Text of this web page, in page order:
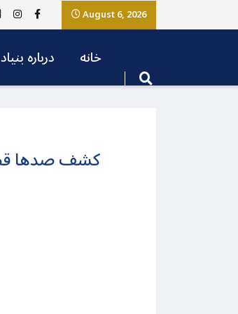
August 6, 2026
درباره بنیاد خانه
کشف صدها